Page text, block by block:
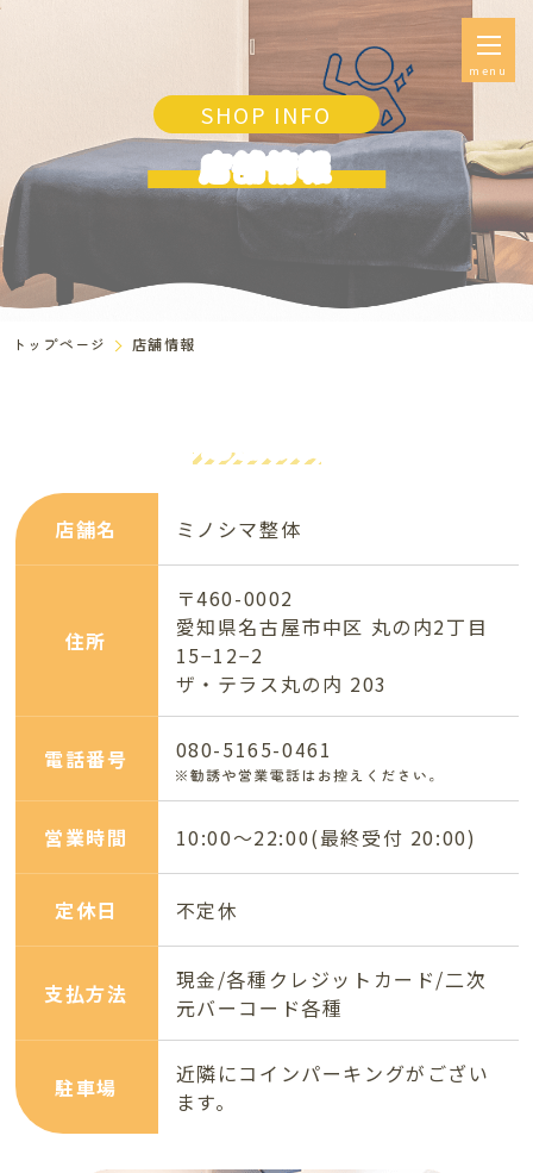
menu
SHOP INFO
店舗情報
トップページ 店舗情報
店舗概要
店舗名 ミノシマ整体
住所
〒460-0002
愛知県名古屋市中区 丸の内2丁目
15−12−2
ザ・テラス丸の内 203
電話番号 080-5165-0461
営業時間 10:00～22:00(最終受付 20:00)
定休日 不定休
支払方法
現金/各種クレジットカード/二次
元バーコード各種
駐車場
近隣にコインパーキングがござい
ます。